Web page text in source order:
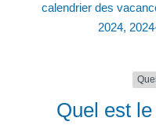
calendrier des
2024,
Quel est